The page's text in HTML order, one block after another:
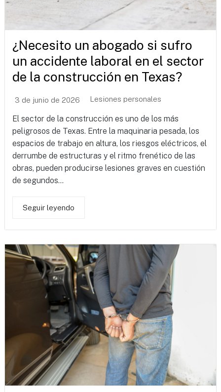
¿Necesito un abogado si sufro
un accidente laboral en el sector
de la construcción en Texas?
3 de junio de 2026 Lesiones personales
El sector de la construcción es uno de los más
peligrosos de Texas. Entre la maquinaria pesada, los
espacios de trabajo en altura, los riesgos eléctricos, el
derrumbe de estructuras y el ritmo frenético de las
obras, pueden producirse lesiones graves en cuestión
de segundos...
Seguir leyendo